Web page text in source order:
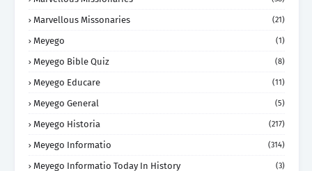
Marvellous Missonaries (21)
Meyego (1)
Meyego Bible Quiz (8)
Meyego Educare (11)
Meyego General (5)
Meyego Historia (217)
Meyego Informatio (314)
Meyego Informatio Today In History (3)